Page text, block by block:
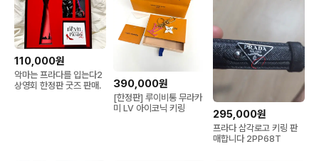
110,000원
악마는 프라다를 입는다2
상영회 한정판 굿즈 판매.
390,000원
[한정판] 루이비통 무라카
미 LV 아이코닉 키링
295,000원
프라다 삼각로고 키링 판
매합니다 2PP68T